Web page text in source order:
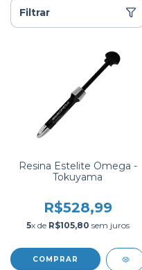
Filtrar
Resina Estelite Omega -
Tokuyama
R$528,99
5x de R$105,80 sem juros
COMPRAR